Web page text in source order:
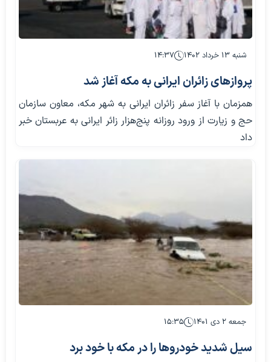
شنبه ۱۳ خرداد ۱۴۰۲ ۱۴:۳۷
پروازهای زائران ایرانی به مکه آغاز شد
همزمان با آغاز سفر زائران ایرانی به شهر مکه، معاون سازمان
حج و زیارت از ورود روزانه پنج‌هزار زائر ایرانی به عربستان خبر
داد
جمعه ۲ دی ۱۴۰۱ ۱۵:۳۵
سیل شدید خودروها را در مکه با خود برد